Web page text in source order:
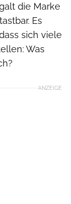
die Marke
Es
sich viele
Was
ANZEIGE